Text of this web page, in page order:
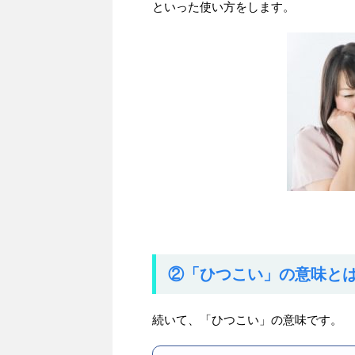
といった使い方をします。
②「ひつこい」の意味と
続いて、「ひつこい」の意味です。